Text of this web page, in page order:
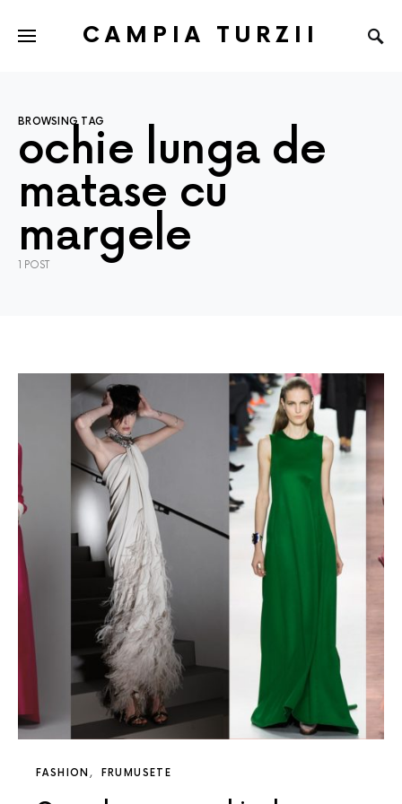
CAMPIA TURZII
BROWSING TAG
ochie lunga de
matase cu
margele
1 POST
FASHION FRUMUSETE